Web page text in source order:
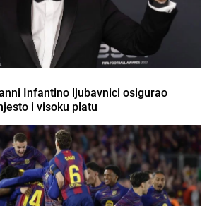
Infantino ljubavnici osigurao
i visoku platu